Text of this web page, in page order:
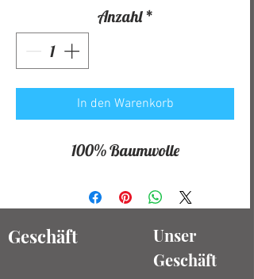
Anzahl *
In den Warenkorb
100% Baumwolle
Geschäft
Unser
Geschäft